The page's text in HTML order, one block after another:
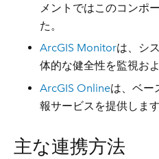
メントではこのコンポ
た。
ArcGIS Monitorは、シ
体的な健全性を監視お
ArcGIS Onlineは、ベー
報サービスを提供します
主な連携方法